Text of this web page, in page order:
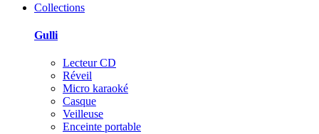
Collections
Gulli
Lecteur CD
Réveil
Micro karaoké
Casque
Veilleuse
Enceinte portable